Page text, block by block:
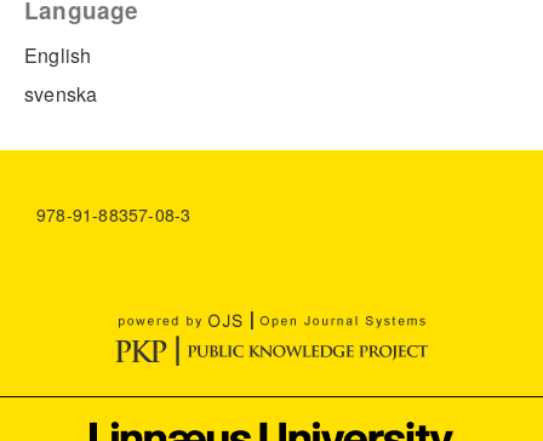
Language
English
svenska
978-91-88357-08-3